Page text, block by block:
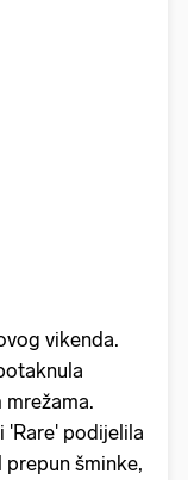
vikenda.
'Rare' podijelila
šminke,